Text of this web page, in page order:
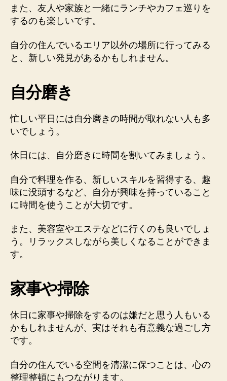
また、友人や家族と一緒にランチやカフェ巡りを
するのも楽しいです。
自分の住んでいるエリア以外の場所に行ってみる
と、新しい発見があるかもしれません。
自分磨き
忙しい平日には自分磨きの時間が取れない人も多
いでしょう。
休日には、自分磨きに時間を割いてみましょう。
自分で料理を作る、新しいスキルを習得する、趣
味に没頭するなど、自分が興味を持っていること
に時間を使うことが大切です。
また、美容室やエステなどに行くのも良いでしょ
う。リラックスしながら美しくなることができま
す。
家事や掃除
休日に家事や掃除をするのは嫌だと思う人もいる
かもしれませんが、実はそれも有意義な過ごし方
です。
自分の住んでいる空間を清潔に保つことは、心の
整理整頓にもつながります。